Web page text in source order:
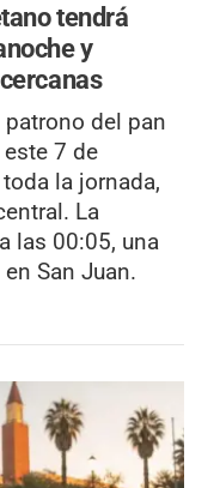
tendrá
y
del pan
7 de
la jornada,
La
las 00:05, una
San Juan.